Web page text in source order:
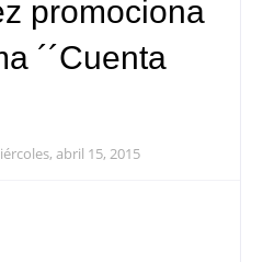
promociona
´´Cuenta
abril 15, 2015